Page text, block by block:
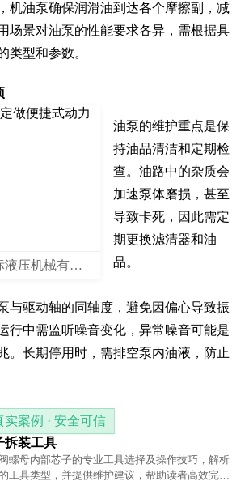
机油泵确保润滑油到达各个摩擦副，减
场景对油泵的性能要求各异，需根据具
类型和参数。
扬州市江都高标液压机械有限公司
油泵的维护重点是保
持油品清洁和定期检
查。油路中的杂质会
加速泵体磨损，甚至
导致卡死，因此需定
期更换滤清器和油
品。
与驱动轴的同轴度，避免因偏心导致振
行中需监听噪音变化，异常噪音可能是
。长期停用时，需排空泵内油液，防止
实案例 · 安全可信
拆装工具
螺母内部芯子的专业工具选择及操作技巧，解析
工具类型，并提供维护建议，帮助读者高效完成